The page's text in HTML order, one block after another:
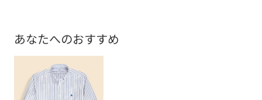
あなたへのおすすめ